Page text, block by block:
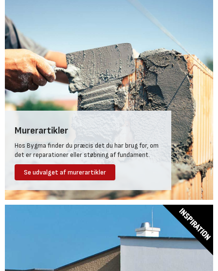
Murerartikler
Hos Bygma finder du præcis det du har brug for, om
det er reparationer eller støbning af fundament.
Se udvalget af murerartikler